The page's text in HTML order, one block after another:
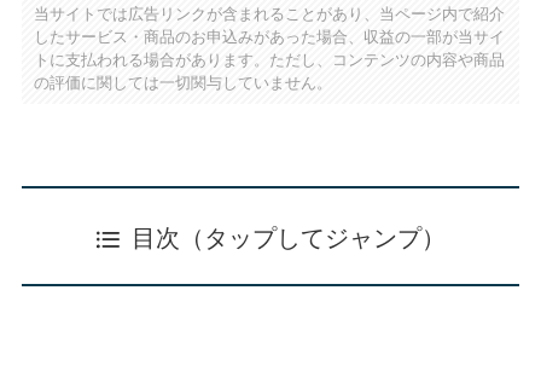
当サイトでは広告リンクが含まれることがあり、当ページ内で紹介
したサービス・商品のお申込みがあった場合、収益の一部が当サイ
トに支払われる場合があります。ただし、コンテンツの内容や商品
の評価に関しては一切関与していません。
目次（タップしてジャンプ）